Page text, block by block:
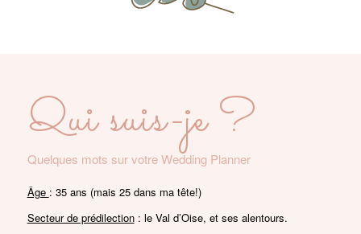
Qui suis-je ?
Quelques mots sur votre Wedding Planner
Âge : 35 ans (mais 25 dans ma tête!)
Secteur de prédilection: le Val d’Oise, et ses alentours.